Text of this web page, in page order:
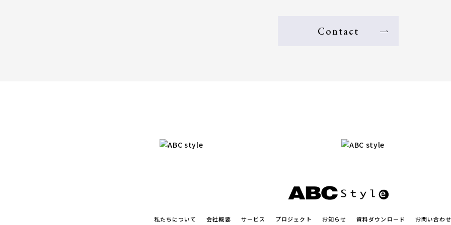
Contact
私たちについて 会社概要 サービス プロジェクト お知らせ 資料ダウンロード お問い合わせ